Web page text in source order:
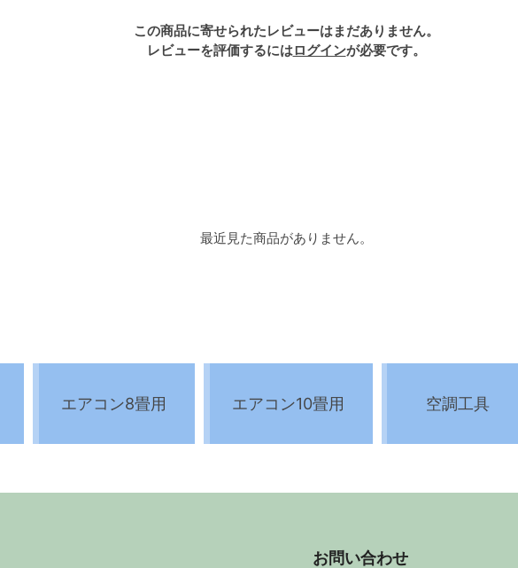
この商品に寄せられたレビューはまだありません。
レビューを評価するにはログインが必要です。
最近見た商品がありません。
エアコン8畳用 エアコン10畳用 空調工具
お問い合わせ